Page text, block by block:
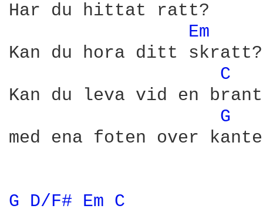
Har du hittat ratt?
Em
Kan du hora ditt skratt?
C
Kan du leva vid en
G
med ena foten over
G D/F# Em C